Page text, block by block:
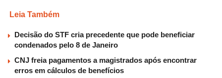
Leia Também
Decisão do STF cria precedente que pode beneficiar
condenados pelo 8 de Janeiro
CNJ freia pagamentos a magistrados após encontrar
erros em cálculos de benefícios